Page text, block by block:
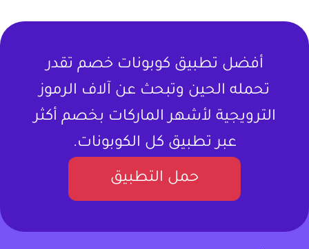
أفضل تطبيق كوبونات خصم تقدر
تحمله الحين وتبحث عن آلاف الرموز
الترويجية لأشهر الماركات بخصم أكثر
عبر تطبيق كل الكوبونات.
حمل التطبيق